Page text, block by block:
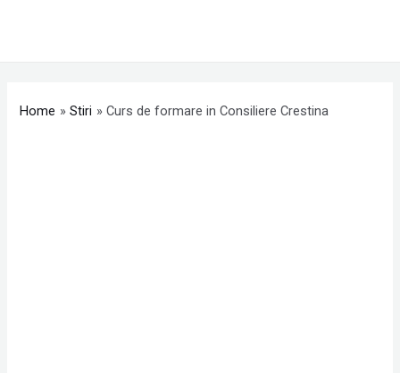
Home Stiri Curs de formare in Consiliere Crestina